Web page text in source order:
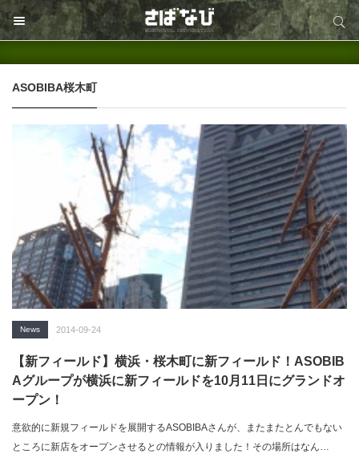
サイト内検索
ASOBIBA桜木町
News 2014-09-24
【新フィールド】横浜・桜木町に新フィールド！ASOBIB
Aグループが横浜に新フィールドを10月11日にグランドオ
ープン！
意欲的に新規フィールドを展開するASOBIBAさんが、またまたとんでもない
ところに新店をオープンさせるとの情報が入りました！その場所はなん
サイト内検索